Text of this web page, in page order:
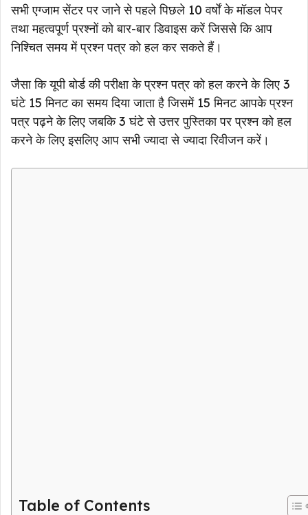
सभी एग्जाम सेंटर पर जाने से पहले पिछले 10 वर्षों के मॉडल पेपर
तथा महत्वपूर्ण प्रश्नों को बार-बार डिवाइस करें जिससे कि आप
निश्चित समय में प्रश्न पत्र को हल कर सकते हैं।
जैसा कि यूपी बोर्ड की परीक्षा के प्रश्न पत्र को हल करने के लिए 3
घंटे 15 मिनट का समय दिया जाता है जिसमें 15 मिनट आपके प्रश्न
पत्र पढ़ने के लिए जबकि 3 घंटे से उत्तर पुस्तिका पर प्रश्न को हल
करने के लिए इसलिए आप सभी ज्यादा से ज्यादा रिवीजन करें।
Table of Contents